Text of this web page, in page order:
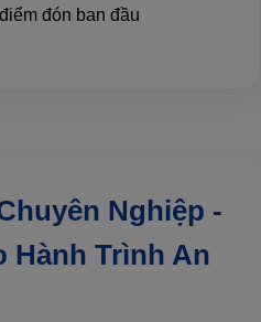
đón ban đầu
Nghiệp -
Hành Trình An